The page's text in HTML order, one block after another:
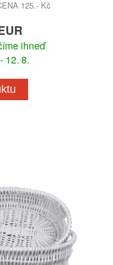
125.- Kč
ihneď
12. 8.